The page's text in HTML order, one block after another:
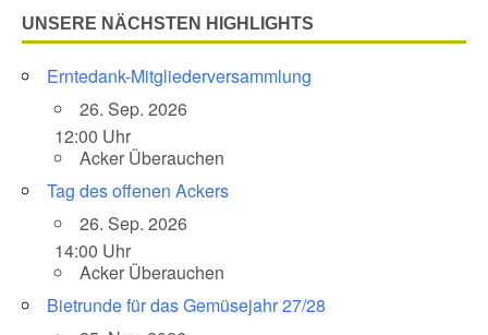
UNSERE NÄCHSTEN HIGHLIGHTS
Erntedank-Mitgliederversammlung
26. Sep. 2026
12:00 Uhr
Acker Überauchen
Tag des offenen Ackers
26. Sep. 2026
14:00 Uhr
Acker Überauchen
Bietrunde für das Gemüsejahr 27/28